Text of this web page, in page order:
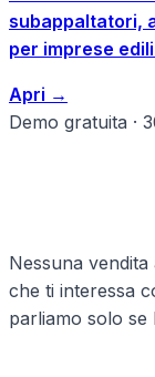
subappaltatori,
per imprese
Apri →
Demo gratuita ·
Nessuna
che ti interessa
parliamo solo se